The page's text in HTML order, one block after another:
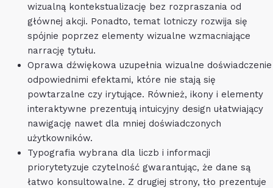
wizualną kontekstualizację bez rozpraszania od
głównej akcji. Ponadto, temat lotniczy rozwija się
spójnie poprzez elementy wizualne wzmacniające
narrację tytułu.
Oprawa dźwiękowa uzupełnia wizualne doświadczenie
odpowiednimi efektami, które nie stają się
powtarzalne czy irytujące. Również, ikony i elementy
interaktywne prezentują intuicyjny design ułatwiający
nawigację nawet dla mniej doświadczonych
użytkowników.
Typografia wybrana dla liczb i informacji
priorytetyzuje czytelność gwarantując, że dane są
łatwo konsultowalne. Z drugiej strony, tło prezentuje